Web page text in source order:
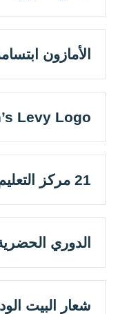
الأمازون
Levy Logo
21 مركز التعليم المجتمعي
الدوري
شعار البيت